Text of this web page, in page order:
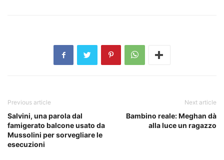
Previous article
Salvini, una parola dal
famigerato balcone usato da
Mussolini per sorvegliare le
esecuzioni
Next article
Bambino reale: Meghan dà
alla luce un ragazzo